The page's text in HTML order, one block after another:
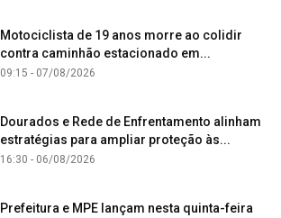
Motociclista de 19 anos morre ao colidir
contra caminhão estacionado em...
09:15 - 07/08/2026
Dourados e Rede de Enfrentamento alinham
estratégias para ampliar proteção às...
16:30 - 06/08/2026
Prefeitura e MPE lançam nesta quinta-feira